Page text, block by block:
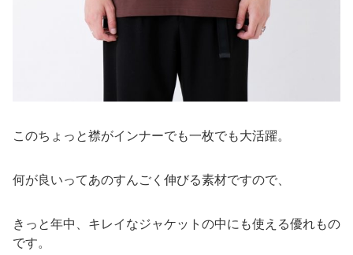
このちょっと襟がインナーでも一枚でも大活躍。
何が良いってあのすんごく伸びる素材ですので、
きっと年中、キレイなジャケットの中にも使える優れもの
です。